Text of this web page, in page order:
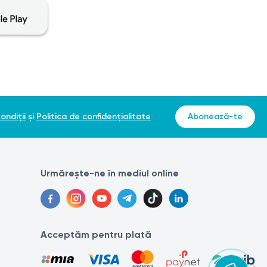
este important pentru asigurarea funcționării
biochimice, inclusiv sinteza proteinelor,
a diferitelor enzime, hormoni și acizi nucleici.
și Politica de confidențialitate Abonează-te
Urmărește-ne în mediul online
Acceptăm pentru plată